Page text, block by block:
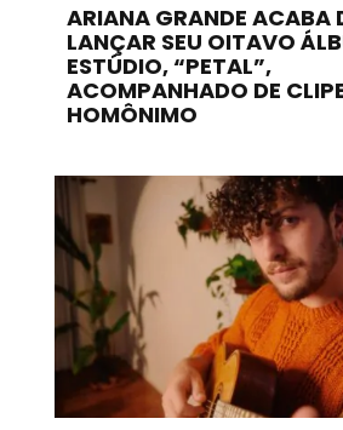
ARIANA GRANDE ACABA
LANÇAR SEU OITAVO
ESTÚDIO, “PETAL”,
ACOMPANHADO DE
HOMÔNIMO